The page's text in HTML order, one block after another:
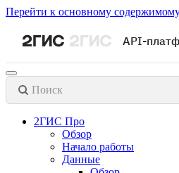
Перейти к основному
API-
Поиск
2ГИС Про
Обзор
Начало работы
Данные